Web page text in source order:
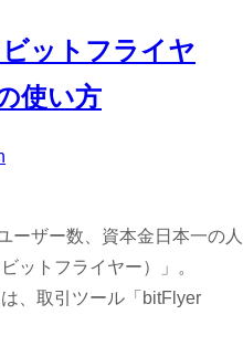
ットフライヤ
使い方
ーザー数、資本金日本一の人
ットフライヤー）」。
、取引ツール「bitFlyer